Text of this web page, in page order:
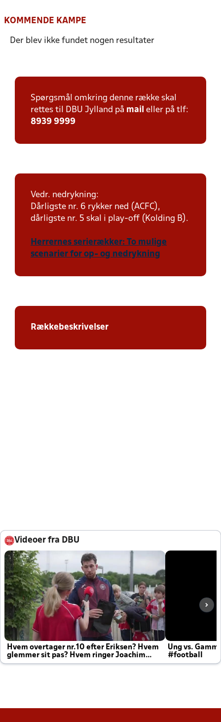
KOMMENDE KAMPE
Der blev ikke fundet nogen resultater
Spørgsmål omkring denne række skal
rettes til DBU Jylland på mail eller på tlf:
8939 9999
Vedr. nedrykning:
Dårligste nr. 6 rykker ned (ACFC),
dårligste nr. 5 skal i play-off (Kolding B).
Herrernes serierækker: To mulige
scenarier for op- og nedrykning
Rækkebeskrivelser
Videoer fra DBU
Hvem overtager nr.10 efter Eriksen? Hvem
glemmer sit pas? Hvem ringer Joachim
altid til efter kampe?
Ung vs.
#football